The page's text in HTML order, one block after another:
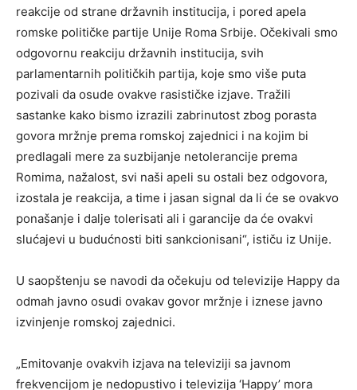
reakcije od strane državnih institucija, i pored apela
romske političke partije Unije Roma Srbije. Očekivali smo
odgovornu reakciju državnih institucija, svih
parlamentarnih političkih partija, koje smo više puta
pozivali da osude ovakve rasističke izjave. Tražili
sastanke kako bismo izrazili zabrinutost zbog porasta
govora mržnje prema romskoj zajednici i na kojim bi
predlagali mere za suzbijanje netolerancije prema
Romima, nažalost, svi naši apeli su ostali bez odgovora,
izostala je reakcija, a time i jasan signal da li će se ovakvo
ponašanje i dalje tolerisati ali i garancije da će ovakvi
slućajevi u budućnosti biti sankcionisani“, ističu iz Unije.
U saopštenju se navodi da očekuju od televizije Happy da
odmah javno osudi ovakav govor mržnje i iznese javno
izvinjenje romskoj zajednici.
„Emitovanje ovakvih izjava na televiziji sa javnom
frekvencijom je nedopustivo i televizija ‘Happy’ mora